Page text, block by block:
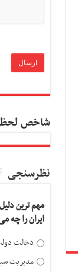
شاخص
نظرسنجی
مهم ترین
ایران را چه
دخالت
مدیریت